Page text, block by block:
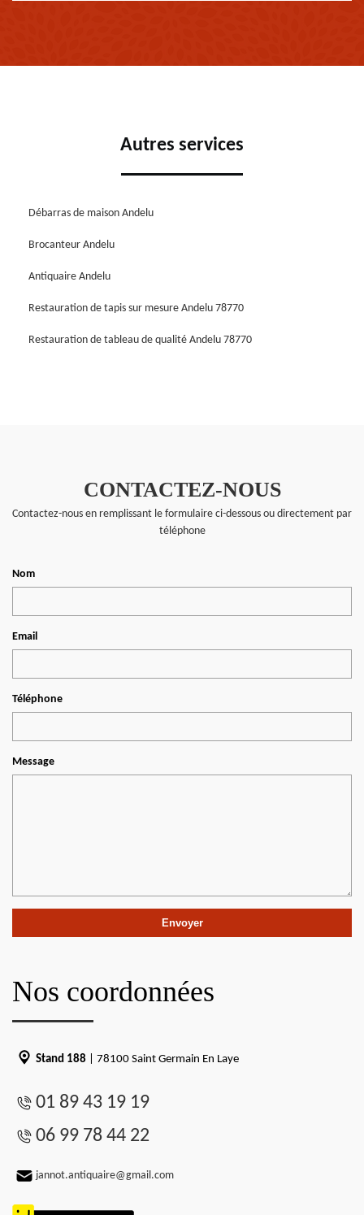
Autres services
Débarras de maison Andelu
Brocanteur Andelu
Antiquaire Andelu
Restauration de tapis sur mesure Andelu 78770
Restauration de tableau de qualité Andelu 78770
CONTACTEZ-NOUS
Contactez-nous en remplissant le formulaire ci-dessous ou directement par
téléphone
Nom
Email
Téléphone
Message
Nos coordonnées
Stand 188 | 78100 Saint Germain En Laye
01 89 43 19 19
06 99 78 44 22
jannot.antiquaire@gmail.com